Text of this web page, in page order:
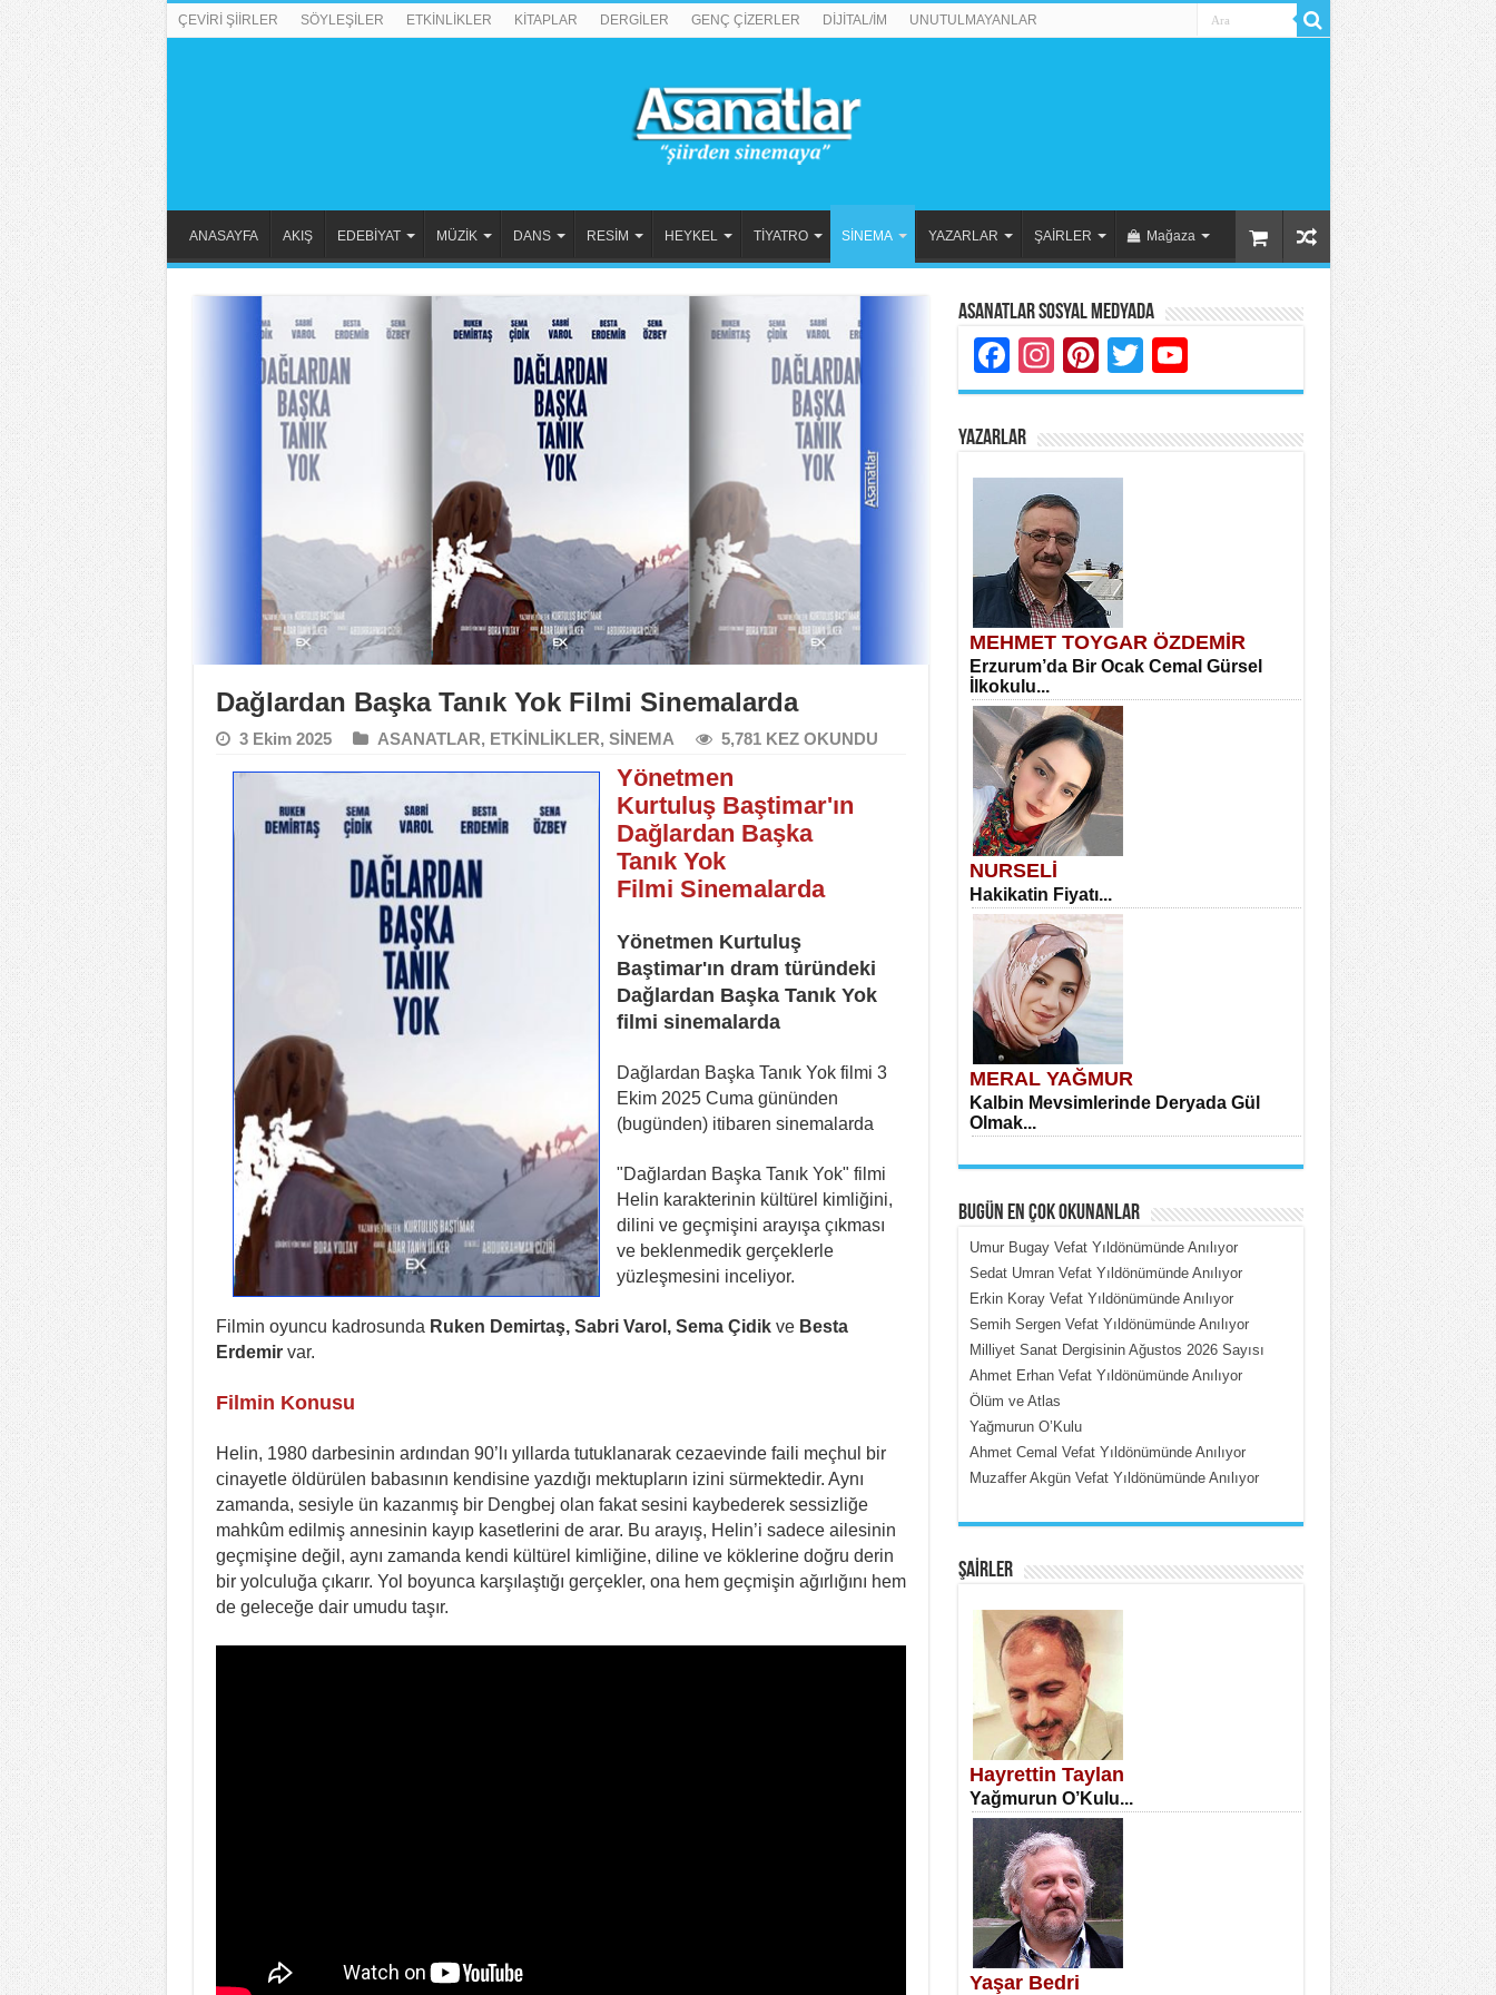
ÇEVİRİ ŞİİRLER SÖYLEŞİLER ETKİNLİKLER KİTAPLAR DERGİLER GENÇ ÇİZERLER DİJİTAL/İM UNUTULMAYANLAR
ANASAYFA AKIŞ EDEBİYAT MÜZİK DANS RESİM HEYKEL TİYATRO SİNEMA YAZARLAR ŞAİRLER Mağaza
Dağlardan Başka Tanık Yok Filmi Sinemalarda
3 Ekim 2025 ASANATLAR, ETKİNLİKLER, SİNEMA 5,781 KEZ OKUNDU
Yönetmen
Kurtuluş Baştimar'ın
Dağlardan Başka
Tanık Yok
Filmi Sinemalarda
Yönetmen Kurtuluş
Baştimar'ın dram türündeki
Dağlardan Başka Tanık Yok
filmi sinemalarda
Dağlardan Başka Tanık Yok filmi 3
Ekim 2025 Cuma gününden
(bugünden) itibaren sinemalarda
"Dağlardan Başka Tanık Yok" filmi
Helin karakterinin kültürel kimliğini,
dilini ve geçmişini arayışa çıkması
ve beklenmedik gerçeklerle
yüzleşmesini inceliyor.
Filmin oyuncu kadrosunda Ruken Demirtaş, Sabri Varol, Sema Çidikve Besta
Erdemirvar.
Filmin Konusu
Helin, 1980 darbesinin ardından 90’lı yıllarda tutuklanarak cezaevinde faili meçhul bir
cinayetle öldürülen babasının kendisine yazdığı mektupların izini sürmektedir. Aynı
zamanda, sesiyle ün kazanmış bir Dengbej olan fakat sesini kaybederek sessizliğe
mahkûm edilmiş annesinin kayıp kasetlerini de arar. Bu arayış, Helin’i sadece ailesinin
geçmişine değil, aynı zamanda kendi kültürel kimliğine, diline ve köklerine doğru derin
bir yolculuğa çıkarır. Yol boyunca karşılaştığı gerçekler, ona hem geçmişin ağırlığını hem
de geleceğe dair umudu taşır.
Asanatlar Sosyal Medyada
Facebook
Instagram
Pinterest
Twitter
YAZARLAR
MEHMET TOYGAR ÖZDEMİR
Erzurum’da Bir Ocak Cemal Gürsel
İlkokulu...
NURSELİ
Hakikatin Fiyatı...
MERAL YAĞMUR
Kalbin Mevsimlerinde Deryada Gül
Olmak...
MEHMET ÇOBAN
İçerdeki Put Dışardaki Maskeler...
SATILMIŞ ÜMİT ÇETİNKAYA
Erkenlik...
NECLA DİLEK ARSLAN
Öğretmenler Günü Mahkemesi...
BUGÜN EN ÇOK OKUNANLAR
Umur Bugay Vefat Yıldönümünde Anılıyor
Sedat Umran Vefat Yıldönümünde Anılıyor
Erkin Koray Vefat Yıldönümünde Anılıyor
Semih Sergen Vefat Yıldönümünde Anılıyor
Milliyet Sanat Dergisinin Ağustos 2026 Sayısı
Ahmet Erhan Vefat Yıldönümünde Anılıyor
Ölüm ve Atlas
Yağmurun O’Kulu
Ahmet Cemal Vefat Yıldönümünde Anılıyor
Muzaffer Akgün Vefat Yıldönümünde Anılıyor
ŞAİRLER
Hayrettin Taylan
Yağmurun O’Kulu...
Yaşar Bedri